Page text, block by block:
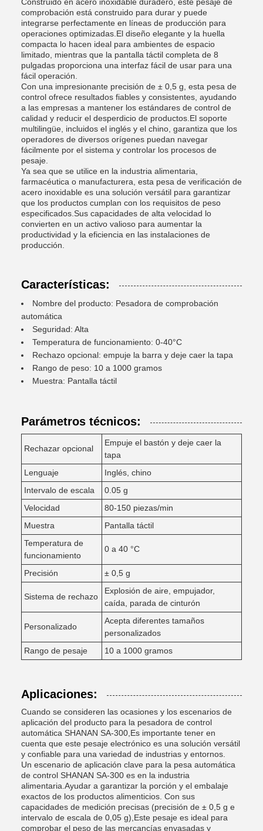
comprobación está construido para durar y puede
integrarse perfectamente en líneas de producción para
operaciones optimizadas.El diseño elegante y la huella
compacta lo hacen ideal para ambientes de espacio
limitado, mientras que la pantalla táctil completa de 8
pulgadas proporciona una interfaz fácil de usar para una
fácil operación.
Con una impresionante precisión de ± 0,5 g, esta pesa de
control ofrece resultados fiables y consistentes, ayudando
a las empresas a mantener los estándares de control de
calidad y reducir el desperdicio de productos.El soporte
multilingüe, incluidos el inglés y el chino, garantiza que los
operadores de diversos orígenes puedan navegar
fácilmente por el sistema y controlar los procesos de
pesaje.
Ya sea que se utilice en la industria alimentaria,
farmacéutica o manufacturera, esta pesa de verificación de
acero inoxidable es una solución versátil para garantizar
que los productos cumplan con los requisitos de peso
especificados.Sus capacidades de alta velocidad lo
convierten en un activo valioso para aumentar la
productividad y la eficiencia en las instalaciones de
producción.
Características:
Nombre del producto: Pesadora de comprobación
automática
Seguridad: Alta
Temperatura de funcionamiento: 0-40°C
Rechazo opcional: empuje la barra y deje caer la tapa
Rango de peso: 10 a 1000 gramos
Muestra: Pantalla táctil
Parámetros técnicos:
Rechazar opcional
Empuje el bastón y deje caer la
tapa
Lenguaje
Inglés, chino
Intervalo de escala
0.05 g
Velocidad
80-150 piezas/min
Muestra
Pantalla táctil
Temperatura de
funcionamiento
0 a 40 °C
Precisión ± 0,5 g
Sistema de rechazo
Explosión de aire, empujador,
caída, parada de cinturón
Personalizado
Acepta diferentes tamaños
personalizados
Rango de pesaje
10 a 1000 gramos
Aplicaciones:
Cuando se consideren las ocasiones y los escenarios de
aplicación del producto para la pesadora de control
automática SHANAN SA-300,Es importante tener en
cuenta que este pesaje electrónico es una solución versátil
y confiable para una variedad de industrias y entornos.
Un escenario de aplicación clave para la pesa automática
de control SHANAN SA-300 es en la industria
alimentaria.Ayudar a garantizar la porción y el embalaje
exactos de los productos alimenticios. Con sus
capacidades de medición precisas (precisión de ± 0,5 g e
intervalo de escala de 0,05 g),Este pesaje es ideal para
comprobar el peso de las mercancías envasadas y